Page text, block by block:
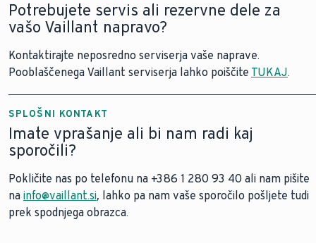
Potrebujete servis ali rezervne dele za
vašo Vaillant napravo?
Kontaktirajte neposredno serviserja vaše naprave.
Pooblaščenega Vaillant serviserja lahko poiščite TUKAJ.
SPLOŠNI KONTAKT
Imate vprašanje ali bi nam radi kaj
sporočili?
Pokličite nas po telefonu na +386 1 280 93 40 ali nam pišite
na info@vaillant.si, lahko pa nam vaše sporočilo pošljete tudi
prek spodnjega obrazca.